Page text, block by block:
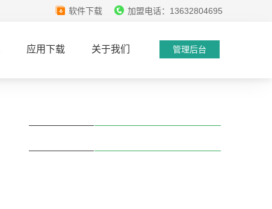
软件下载 加盟电话：13632804695
应用下载 关于我们 管理后台